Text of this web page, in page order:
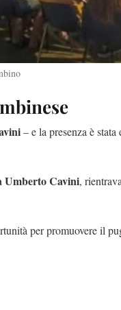
– e la presenza è stata
Umberto Cavini,
per promuovere il